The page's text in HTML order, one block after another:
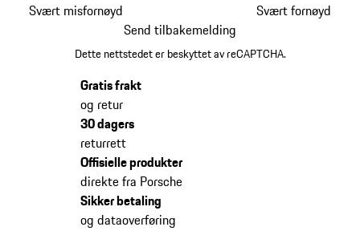
Svært misfornøyd
Svært fornøyd
Send tilbakemelding
Dette nettstedet er beskyttet av reCAPTCHA.
Gratis frakt
og retur
30 dagers
returrett
Offisielle produkter
direkte fra Porsche
Sikker betaling
og dataoverføring